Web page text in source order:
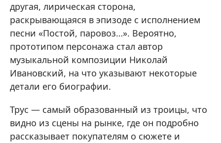
другая, лирическая сторона,
раскрывающаяся в эпизоде с исполнением
песни «Постой, паровоз…». Вероятно,
прототипом персонажа стал автор
музыкальной композиции Николай
Ивановский, на что указывают некоторые
детали его биографии.
Трус — самый образованный из троицы, что
видно из сцены на рынке, где он подробно
рассказывает покупателям о сюжете и